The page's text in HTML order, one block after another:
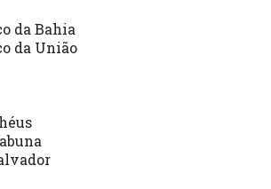
da Bahia
da União